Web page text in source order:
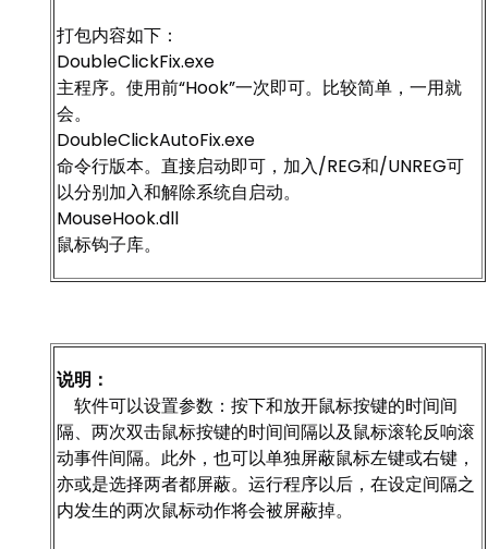
打包内容如下：
DoubleClickFix.exe
主程序。使用前“Hook”一次即可。比较简单，一用就
会。
DoubleClickAutoFix.exe
命令行版本。直接启动即可，加入/REG和/UNREG可
以分别加入和解除系统自启动。
MouseHook.dll
鼠标钩子库。
说明：
软件可以设置参数：按下和放开鼠标按键的时间间
隔、两次双击鼠标按键的时间间隔以及鼠标滚轮反响滚
动事件间隔。此外，也可以单独屏蔽鼠标左键或右键，
亦或是选择两者都屏蔽。运行程序以后，在设定间隔之
内发生的两次鼠标动作将会被屏蔽掉。